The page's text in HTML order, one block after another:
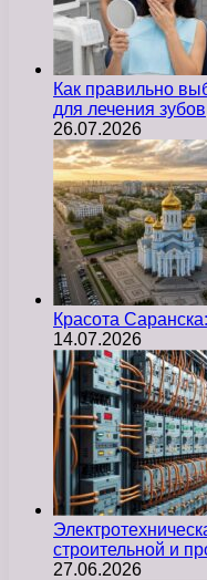
Как правильно
для лечения зубов
26.07.2026
Красота
14.07.2026
строительной и
27.06.2026